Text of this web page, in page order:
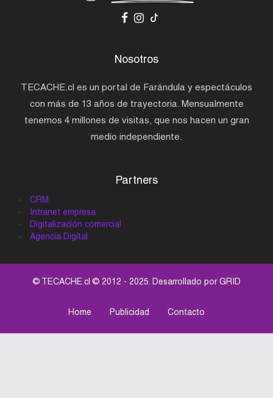
Nosotros
TECACHE.cl es un portal de Farándula y espectáculos
con más de 13 años de trayectoria. Mensualmente
tenemos 4 millones de visitas, que nos hacen un gran
medio independiente.
Partners
CRM
Intranet empresa
Digitalización comercial
Agencia Digital
© TECACHE.cl © 2012 - 2025. Desarrollado porGRID
Home Publicidad Contacto